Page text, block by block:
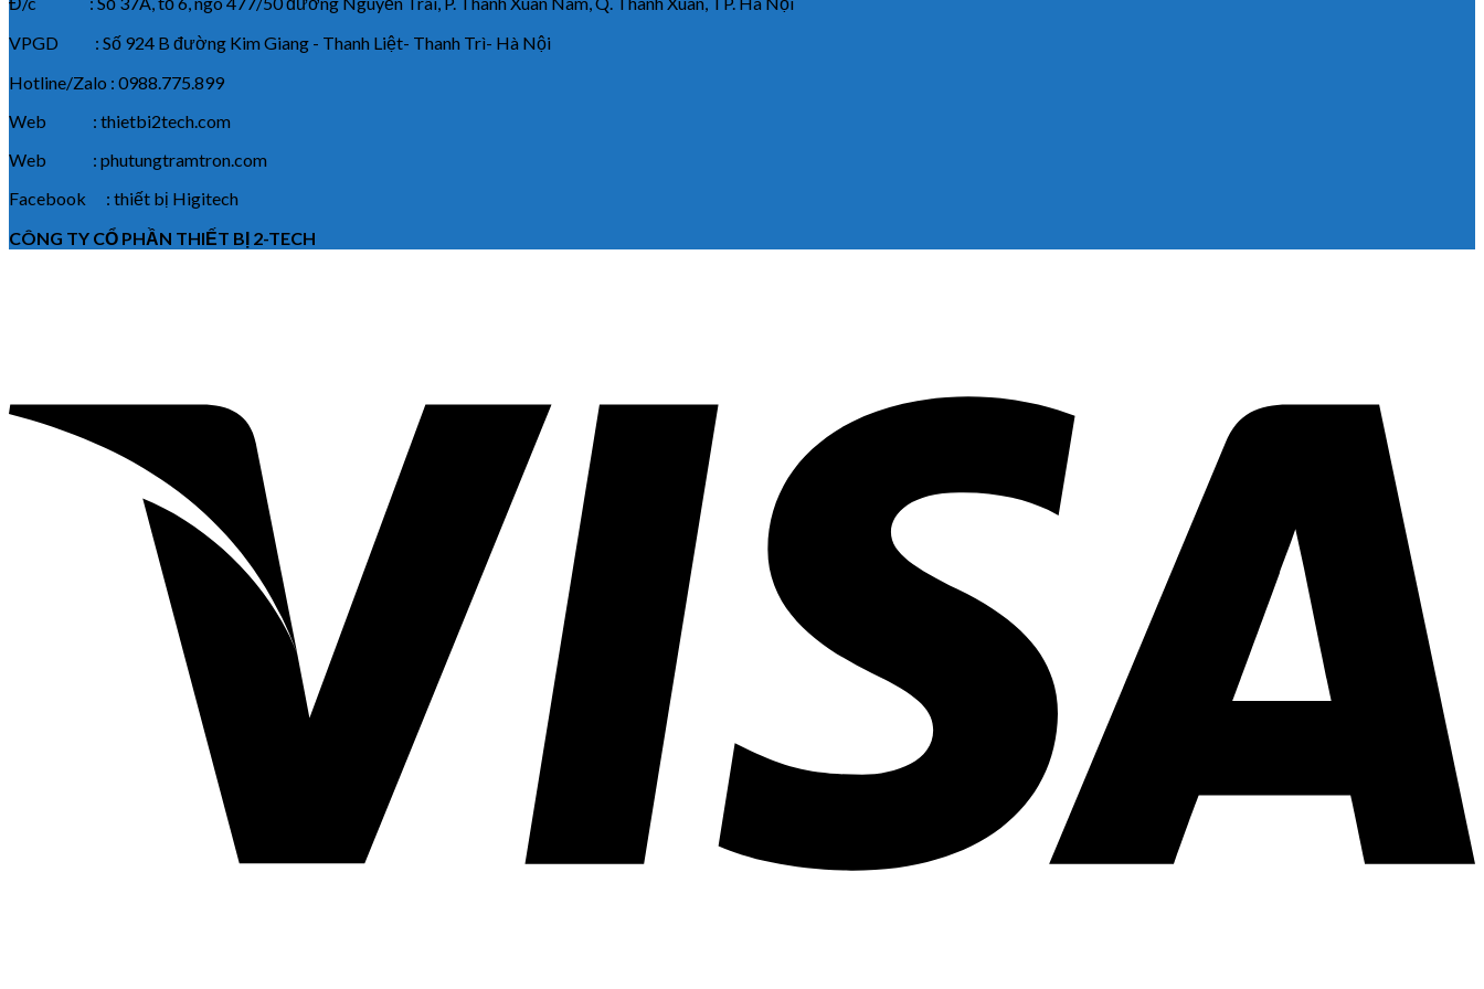
VPGD : Số 924 B đường Kim Giang - Thanh Liệt- Thanh Trì- Hà Nội
Hotline/Zalo : 0988.775.899
Web : thietbi2tech.com
Web : phutungtramtron.com
Facebook : thiết bị Higitech
CÔNG TY CỔ PHẦN THIẾT BỊ 2-TECH